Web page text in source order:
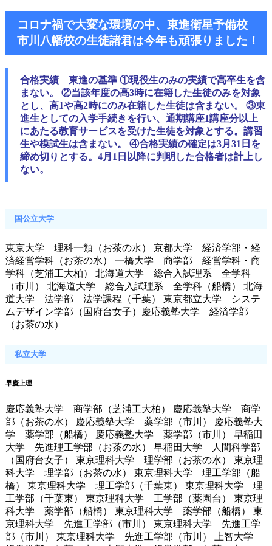
コロナ禍で大変な環境の中、東進衛星予備校
市川八幡校の生徒諸君は今年も頑張りました！
合格実績 東進の基準 ①現役生のみの実績で高卒生を含
まない。
②当該年度の高3時に在籍した生徒のみを対象
とし、高1や高2時にのみ在籍した生徒は含まない。
③東
進生としての入学手続きを行い、通期講座1講座分以上
にあたる教育サービスを受けた生徒を対象とする。講習
生や模試生は含まない。
④合格実績の確定は3月31日を
締め切りとする。4月1日以降に判明した合格者は計上し
ない。
国公立大学
東京大学 理科一類（お茶の水） 京都大学 経済学部・経
済経営学科（お茶の水） 一橋大学 商学部 経営学科・商
学科（芝浦工大柏） 北海道大学 総合入試理系 全学科
（市川） 北海道大学 総合入試理系 全学科（船橋） 北海
道大学 法学部 法学課程（千葉） 東京都立大学 システ
ムデザイン学部（国府台女子）慶応義塾大学 経済学部
（お茶の水）
私立大学
早慶上理
慶応義塾大学 商学部（芝浦工大柏） 慶応義塾大学 商学
部（お茶の水） 慶応義塾大学 薬学部（市川） 慶応義塾大
学 薬学部（船橋） 慶応義塾大学 薬学部（市川） 早稲田
大学 先進理工学部（お茶の水） 早稲田大学 人間科学部
（国府台女子） 東京理科大学 理学部（お茶の水） 東京理
科大学 理学部（お茶の水） 東京理科大学 理工学部（船
橋） 東京理科大学 理工学部（千葉東） 東京理科大学 理
工学部（千葉東） 東京理科大学 工学部（薬園台） 東京理
科大学 薬学部（船橋） 東京理科大学 薬学部（船橋） 東
京理科大学 先進工学部（市川） 東京理科大学 先進工学
部（市川） 東京理科大学 先進工学部（市川） 上智大学